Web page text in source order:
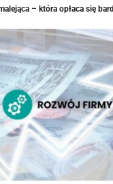
– która opłaca się